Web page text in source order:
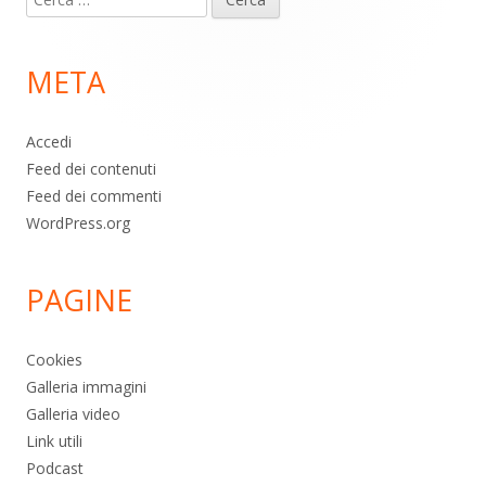
piè
pagina
per:
META
Accedi
Feed dei contenuti
Feed dei commenti
WordPress.org
PAGINE
Cookies
Galleria immagini
Galleria video
Link utili
Podcast